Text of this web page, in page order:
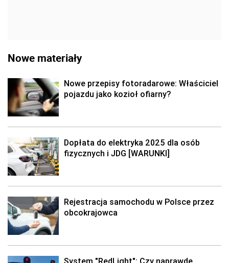
Nowe materiały
Nowe przepisy fotoradarowe: Właściciel
pojazdu jako kozioł ofiarny?
Dopłata do elektryka 2025 dla osób
fizycznych i JDG [WARUNKI]
Rejestracja samochodu w Polsce przez
obcokrajowca
System "RedLight": Czy naprawdę